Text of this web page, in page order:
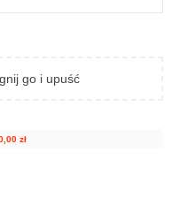
go i upuść
zł